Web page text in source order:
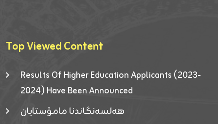
Top Viewed Content
Results Of Higher Education Applicants (2023-
2024) Have Been Announced
هەلسەنگاندنا مامۆستایان